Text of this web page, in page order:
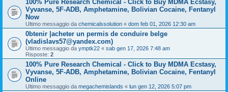
100% Pure Research Chemical - Click to Buy MDMA Ecstasy,
Vyvanse, 5F-ADB, Amphetamine, Bolivian Cocaine, Fentanyl
Now
Ultimo messaggio da chemicalssolution « dom feb 01, 2026 12:30 am
0btenir |acheter un permis de conduire belge
(vladislavs57@yandex.com)
Ultimo messaggio da ymptk22 « sab gen 17, 2026 7:48 am
Risposte: 2
100% Pure Research Chemical - Click to Buy MDMA Ecstasy,
Vyvanse, 5F-ADB, Amphetamine, Bolivian Cocaine, Fentanyl
Online
Ultimo messaggio da megachemislands « lun gen 12, 2026 5:07 pm